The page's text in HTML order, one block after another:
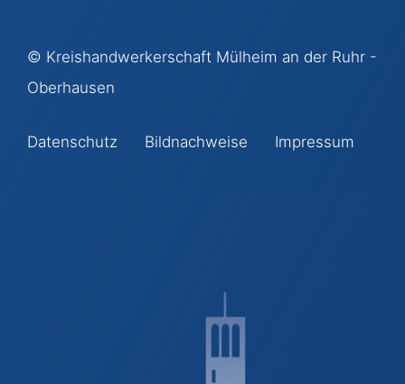
© Kreishandwerkerschaft Mülheim an der Ruhr -
Oberhausen
Datenschutz Bildnachweise Impressum